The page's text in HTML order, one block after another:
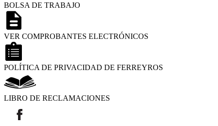
BOLSA DE TRABAJO
VER COMPROBANTES ELECTRÓNICOS
POLÍTICA DE PRIVACIDAD DE FERREYROS
LIBRO DE RECLAMACIONES